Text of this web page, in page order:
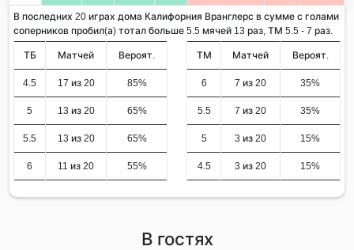
В последних 20 играх дома Калифорния Вранглерс в сумме с голами
соперников пробил(а) тотал больше 5.5 мячей 13 раз, ТМ 5.5 - 7 раз.
ТБ Матчей Вероят.
4.5 17 из 20 85%
5 13 из 20 65%
5.5 13 из 20 65%
6 11 из 20 55%
ТМ Матчей Вероят.
6 7 из 20 35%
5.5 7 из 20 35%
5 3 из 20 15%
4.5 3 из 20 15%
В гостях